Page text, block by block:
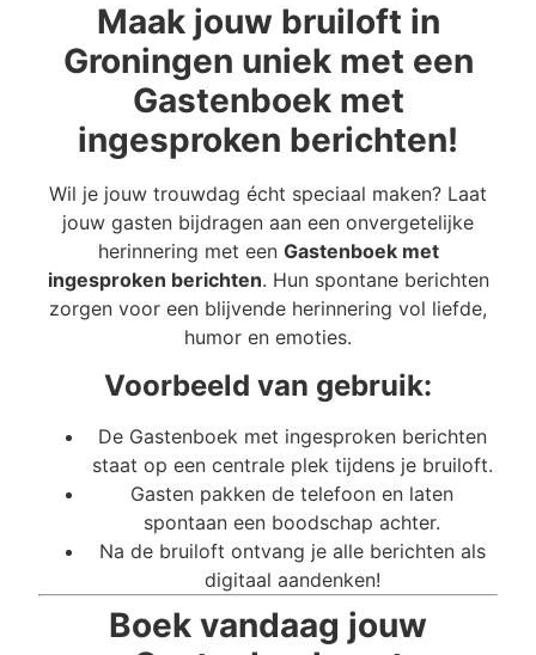
Maak jouw bruiloft in
Groningen uniek met een
Gastenboek met
ingesproken berichten!
Wil je jouw trouwdag écht speciaal maken? Laat
jouw gasten bijdragen aan een onvergetelijke
herinnering met een Gastenboek met
ingesproken berichten. Hun spontane berichten
zorgen voor een blijvende herinnering vol liefde,
humor en emoties.
Voorbeeld van gebruik:
De Gastenboek met ingesproken berichten
staat op een centrale plek tijdens je bruiloft.
Gasten pakken de telefoon en laten
spontaan een boodschap achter.
Na de bruiloft ontvang je alle berichten als
digitaal aandenken!
Boek vandaag jouw